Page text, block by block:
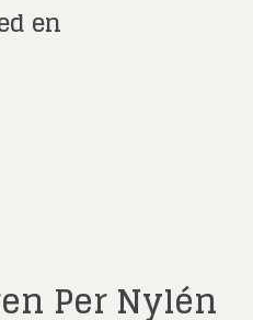
en
Per Nylén